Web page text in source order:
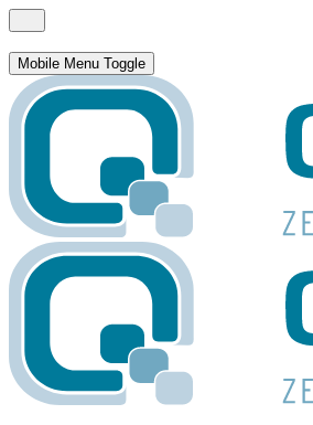
Mobile Menu Toggle